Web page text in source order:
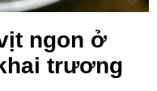
ngon ở
trương